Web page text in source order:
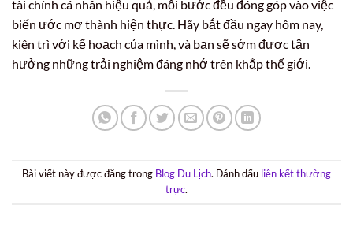
tài chính cá nhân hiệu quả, mỗi bước đều đóng góp vào việc
biến ước mơ thành hiện thực. Hãy bắt đầu ngay hôm nay,
kiên trì với kế hoạch của mình, và bạn sẽ sớm được tận
hưởng những trải nghiệm đáng nhớ trên khắp thế giới.
Bài viết này được đăng trong Blog Du Lịch. Đánh dấu liên kết thường
trực.